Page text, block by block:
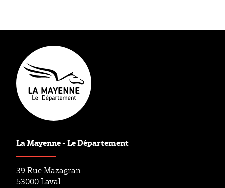
Maison Départementale de l’Autonomie (MDA)
La Mayenne - Le Département
39 Rue Mazagran
53000 Laval